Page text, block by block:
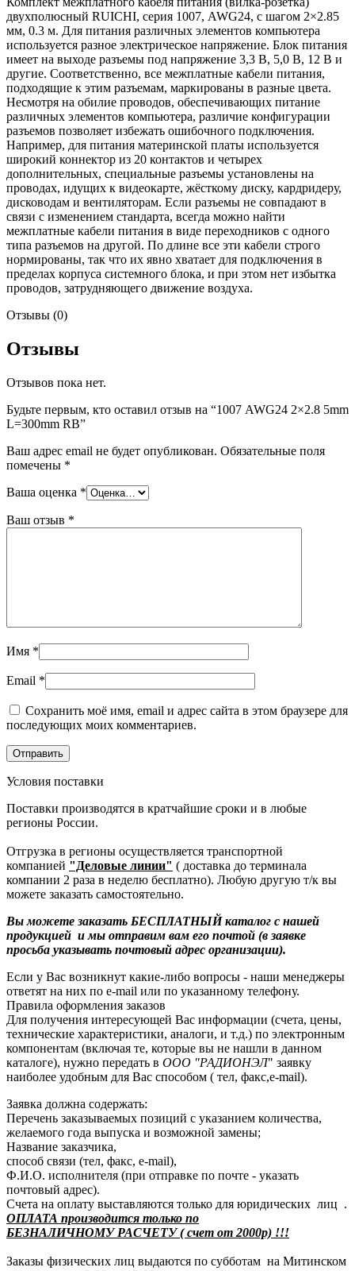
двухполюсный RUICHI, серия 1007, AWG24, с шагом 2×2.85
мм, 0.3 м. Для питания различных элементов компьютера
используется разное электрическое напряжение. Блок питания
имеет на выходе разъемы под напряжение 3,3 В, 5,0 В, 12 В и
другие. Соответственно, все межплатные кабели питания,
подходящие к этим разъемам, маркированы в разные цвета.
Несмотря на обилие проводов, обеспечивающих питание
различных элементов компьютера, различие конфигурации
разъемов позволяет избежать ошибочного подключения.
Например, для питания материнской платы используется
широкий коннектор из 20 контактов и четырех
дополнительных, специальные разъемы установлены на
проводах, идущих к видеокарте, жёсткому диску, кардридеру,
дисководам и вентиляторам. Если разъемы не совпадают в
связи с изменением стандарта, всегда можно найти
межплатные кабели питания в виде переходников с одного
типа разъемов на другой. По длине все эти кабели строго
нормированы, так что их явно хватает для подключения в
пределах корпуса системного блока, и при этом нет избытка
проводов, затрудняющего движение воздуха.
Отзывы (0)
Отзывы
Отзывов пока нет.
Будьте первым, кто оставил отзыв на “1007 AWG24 2×2.8 5mm
L=300mm RB”
Ваш адрес email не будет опубликован. Обязательные поля
помечены *
Ваша оценка *
Ваш отзыв *
Имя *
Email *
Сохранить моё имя, email и адрес сайта в этом браузере для
последующих моих комментариев.
Условия поставки
Поставки производятся в кратчайшие сроки и в любые
регионы России.
Отгрузка в регионы осуществляется транспортной
компанией "Деловые линии" ( доставка до терминала
компании 2 раза в неделю бесплатно). Любую другую т/к вы
можете заказать самостоятельно.
Вы можете заказать БЕСПЛАТНЫЙ каталог с нашей
продукцией и мы отправим вам его почтой (в заявке
просьба указывать почтовый адрес организации).
Если у Вас возникнут какие-либо вопросы - наши менеджеры
ответят на них по e-mail или по указанному телефону.
Правила оформления заказов
Для получения интересующей Вас информации (счета, цены,
технические характеристики, аналоги, и т.д.) по электронным
компонентам (включая те, которые вы не нашли в данном
каталоге), нужно передать в ООО "РАДИОНЭЛ" заявку
наиболее удобным для Вас способом ( тел, факс,e-mail).
Заявка должна содержать:
Перечень заказываемых позиций с указанием количества,
желаемого года выпуска и возможной замены;
Название заказчика,
способ связи (тел, факс, e-mail),
Ф.И.О. исполнителя (при отправке по почте - указать
почтовый адрес).
Счета на оплату выставляются только для юридических лиц .
ОПЛАТА производится только по
БЕЗНАЛИЧНОМУ РАСЧЕТУ ( счет от 2000р) !!!
Заказы физических лиц выдаются по субботам на Митинском